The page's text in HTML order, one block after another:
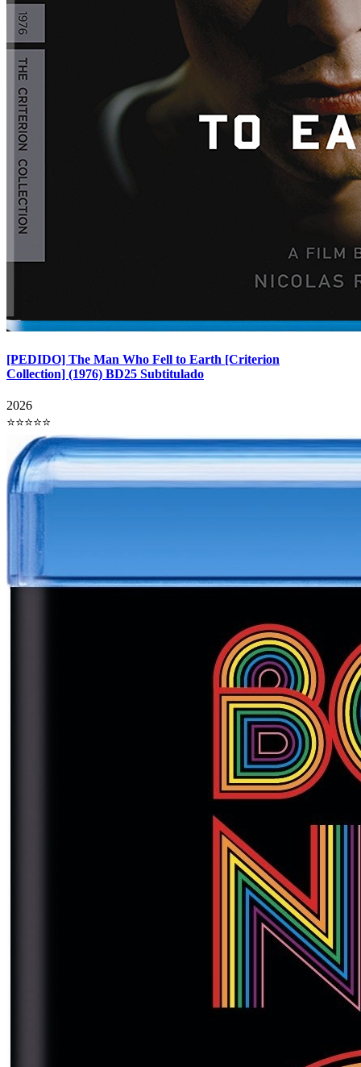
[PEDIDO] The Man Who Fell to Earth [Criterion
Collection] (1976) BD25 Subtitulado
2026
⭐⭐⭐⭐⭐